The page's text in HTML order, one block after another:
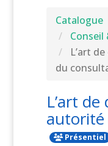
Catalogue
L’art
du
L’art
Présentiel